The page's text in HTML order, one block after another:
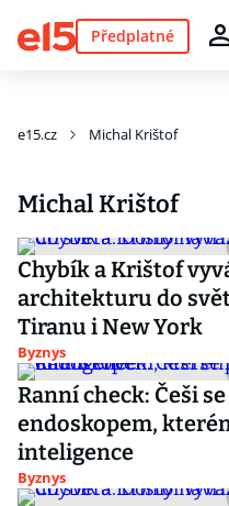
Předplatné
e15.cz Michal Krištof
Michal Krištof
Chybík a Krištof
architekturu do
Tiranu i New York
Byznys
Ranní check: Češi
endoskopem,
inteligence
Byznys